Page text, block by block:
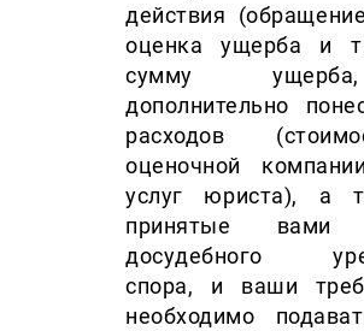
действия
оценка ущерба и
сумму
дополнительно
расходов
оценочной
услуг юриста), а
принятые
досудебного
спора, и ваши
необходимо